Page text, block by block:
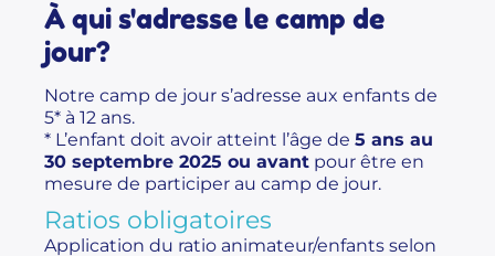
À qui s'adresse le camp de
jour?
Notre camp de jour s’adresse aux enfants de
5* à 12 ans.
* L’enfant doit avoir atteint l’âge de 5 ans au
30 septembre 2025 ou avant pour être en
mesure de participer au camp de jour.
Ratios obligatoires
Application du ratio animateur/enfants selon